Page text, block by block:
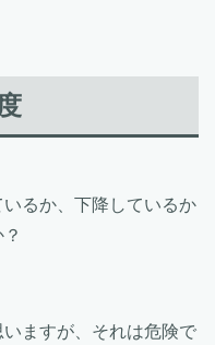
るか、下降しているか
ますが、それは危険で